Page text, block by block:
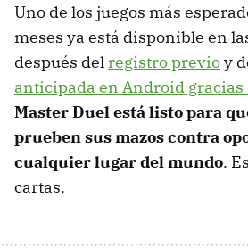
Uno de los juegos más
meses ya está disponible en
después del registro previoy
anticipada en Android gracias
Master Duel está listo para
prueben sus mazos contra
cualquier lugar del mundo.
cartas.